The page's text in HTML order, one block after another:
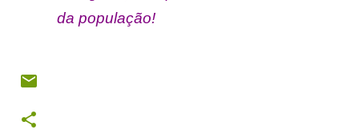
da população!